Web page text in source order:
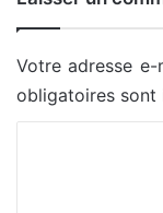
Votre adresse
obligatoires sont